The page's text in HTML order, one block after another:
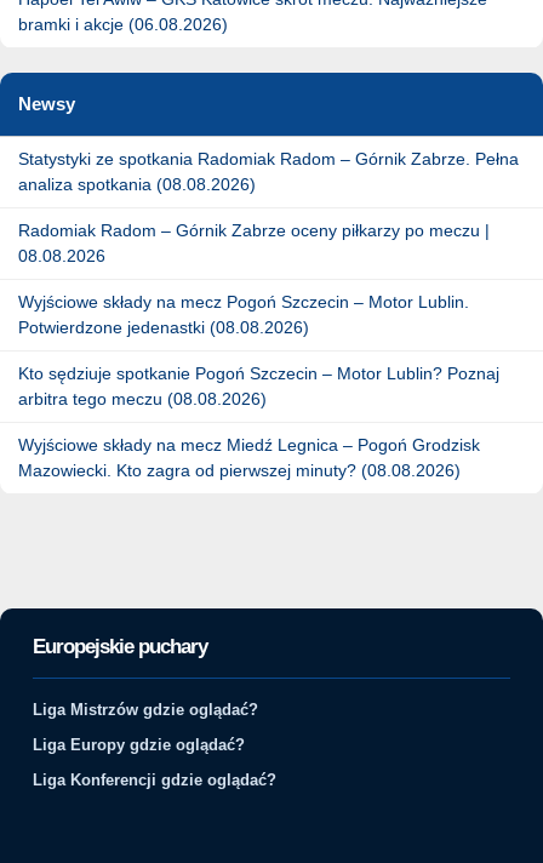
bramki i akcje (06.08.2026)
Newsy
Statystyki ze spotkania Radomiak Radom – Górnik Zabrze. Pełna
analiza spotkania (08.08.2026)
Radomiak Radom – Górnik Zabrze oceny piłkarzy po meczu |
08.08.2026
Wyjściowe składy na mecz Pogoń Szczecin – Motor Lublin.
Potwierdzone jedenastki (08.08.2026)
Kto sędziuje spotkanie Pogoń Szczecin – Motor Lublin? Poznaj
arbitra tego meczu (08.08.2026)
Wyjściowe składy na mecz Miedź Legnica – Pogoń Grodzisk
Mazowiecki. Kto zagra od pierwszej minuty? (08.08.2026)
Europejskie puchary
Liga Mistrzów gdzie oglądać?
Liga Europy gdzie oglądać?
Liga Konferencji gdzie oglądać?